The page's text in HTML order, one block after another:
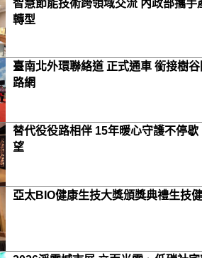
智慧節能技術跨領域交流 內政部攜手
轉型
臺南北外環聯絡道 正式通車 銜接樹
路網
替代役役路相伴 15年暖心守護不停
望
亞太BIO健康生技大獎頒獎典禮生技